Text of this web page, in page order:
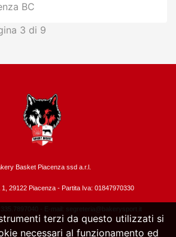
BC
3 di 9
Basket Piacenza ssd a.r.l.
1, 29122 Piacenza - Partita Iva: 01847970330
- E-mail: segreteria@bakerysport.it
terzi da questo utilizzati si
necessari al funzionamento ed